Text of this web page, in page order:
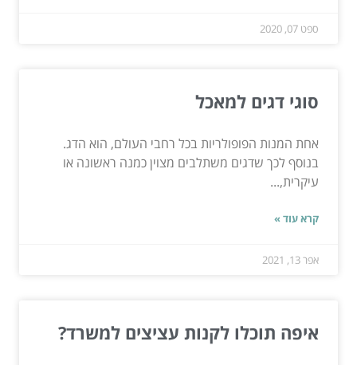
ספט 07, 2020
סוגי דגים למאכל
אחת המנות הפופולריות בכל רחבי העולם, הוא הדג.
בנוסף לכך שדגים משתלבים מצוין כמנה ראשונה או
עיקרית,...
קרא עוד »
אפר 13, 2021
איפה תוכלו לקנות עציצים למשרד?